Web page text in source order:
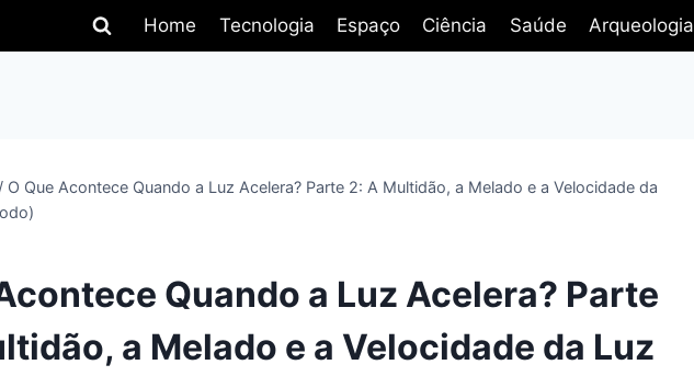
Home Tecnologia Espaço Ciência Saúde Arqueologia
/ O Que Acontece Quando a Luz Acelera? Parte 2: A Multidão, a Melado e a Velocidade da
Quando a Luz Acelera? Parte
a Melado e a Velocidade da Luz